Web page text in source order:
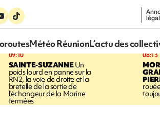
Météo RéunionL’actu des
09:10
SAINTE-SUZANNEUn
poids lourd en panne sur la
RN2, la voie de droite et la
bretelle de la sortie de
l’échangeur de la Marine
fermées
08:13